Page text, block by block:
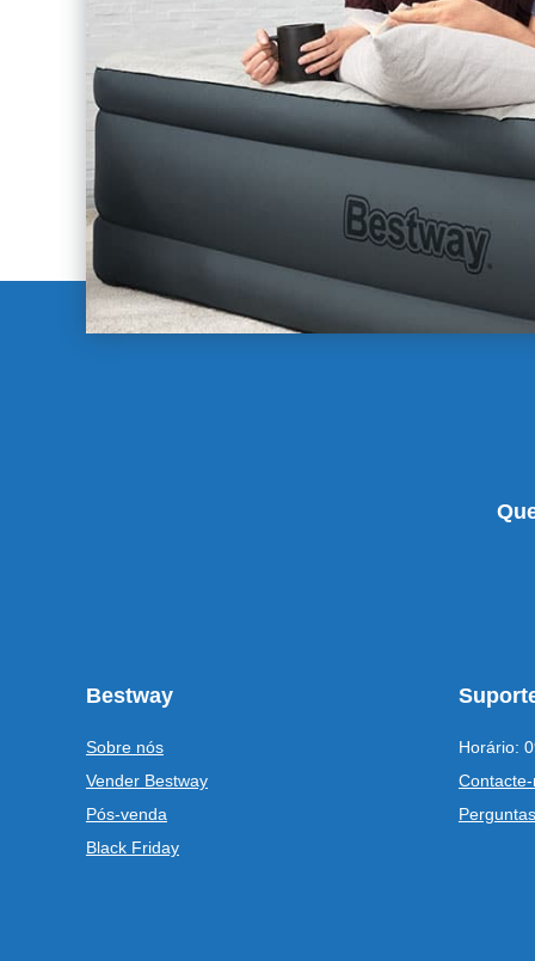
Bestway
Sobre nós
Vender Bestway
Pós-venda
Black Friday
Horário: